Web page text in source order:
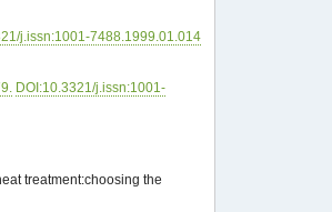
j.issn:1001-7488.1999.01.014
DOI:10.3321/j.issn:1001-
treatment:choosing the